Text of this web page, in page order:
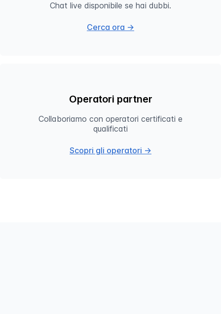
Chat live disponibile se hai dubbi.
Cerca ora →
Operatori partner
Collaboriamo con operatori certificati e
qualificati
Scopri gli operatori →